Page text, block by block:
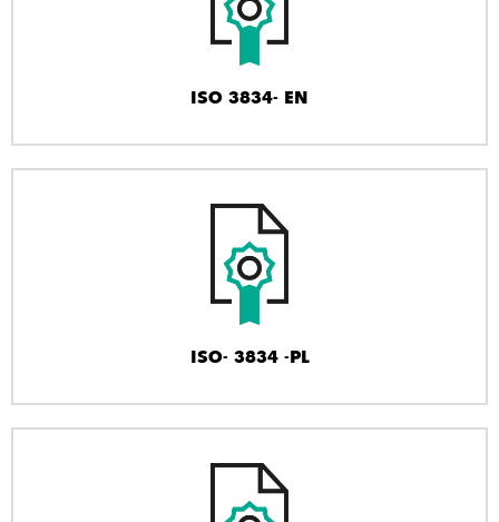
ISO 3834- EN
ISO- 3834 -PL